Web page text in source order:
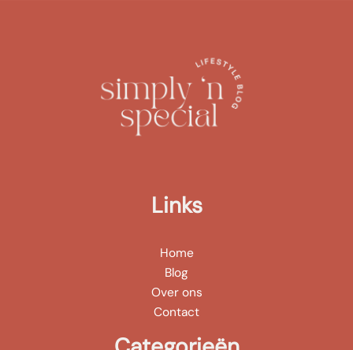
Links
Home
Blog
Over ons
Contact